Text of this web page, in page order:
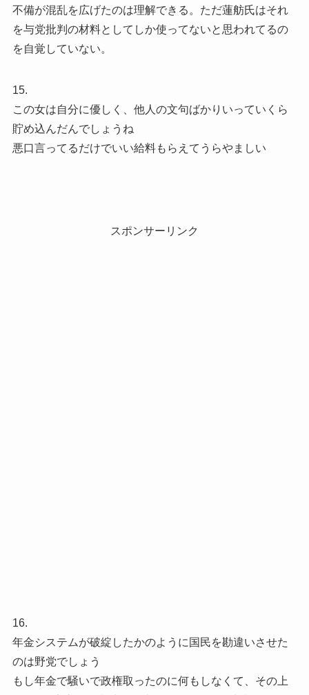
不備が混乱を広げたのは理解できる。ただ蓮舫氏はそれ
を与党批判の材料としてしか使ってないと思われてるの
を自覚していない。
15.
この女は自分に優しく、他人の文句ばかりいっていくら
貯め込んだんでしょうね
悪口言ってるだけでいい給料もらえてうらやましい
スポンサーリンク
16.
年金システムが破綻したかのように国民を勘違いさせた
のは野党でしょう
もし年金で騒いで政権取ったのに何もしなくて、その上